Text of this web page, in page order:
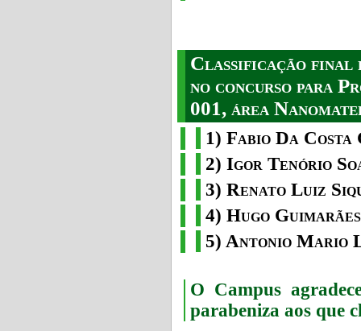
Classificação final
no concurso para
001, área
1) Fabio Da
2) Igor Tenório
3) Renato Luiz
4) Hugo
5) Antonio Mario
O Campus
parabeniza aos que